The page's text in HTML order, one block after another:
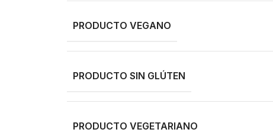
PRODUCTO VEGANO
PRODUCTO SIN GLÚTEN
PRODUCTO VEGETARIANO